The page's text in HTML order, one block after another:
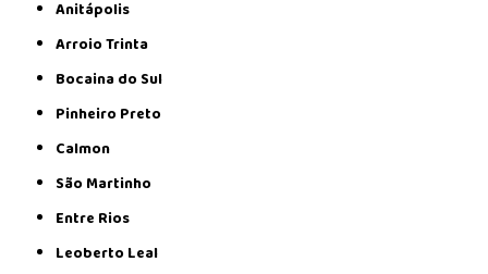
Anitápolis
Arroio Trinta
Bocaina do Sul
Pinheiro Preto
Calmon
São Martinho
Entre Rios
Leoberto Leal